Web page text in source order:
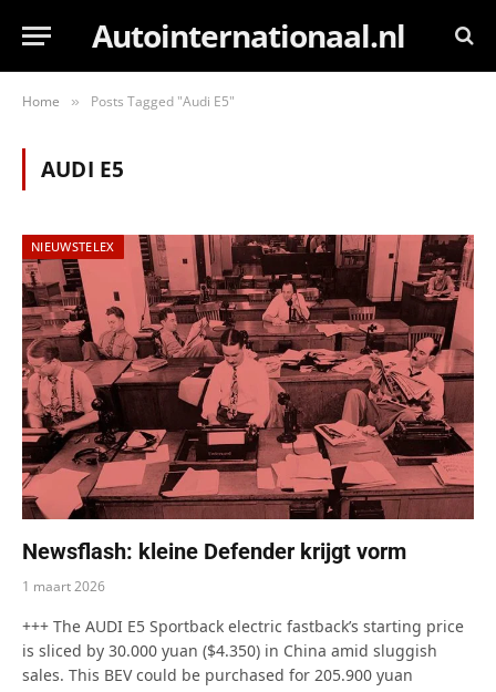
Autointernationaal.nl
Home » Posts Tagged "Audi E5"
AUDI E5
NIEUWSTELEX
Newsflash: kleine Defender krijgt vorm
1 maart 2026
+++ The AUDI E5 Sportback electric fastback’s starting price
is sliced by 30.000 yuan ($4.350) in China amid sluggish
sales. This BEV could be purchased for 205.900 yuan